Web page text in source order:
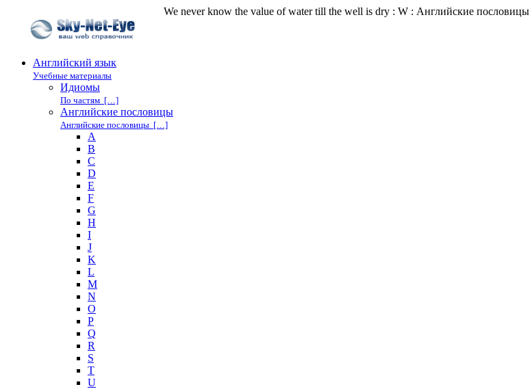
We never know the value of water till the well is dry : W : Английские пословицы
Английский язык
Учебные материалы
Идиомы
По частям […]
Английские пословицы
Английские пословицы […]
A
B
C
D
E
F
G
H
I
J
K
L
M
N
O
P
Q
R
S
T
U